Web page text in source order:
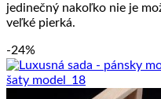
jedinečný nakoľko nie je
veľké pierká.
-24%